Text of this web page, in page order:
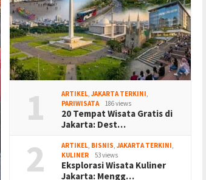
1 ARTIKEL ,JAKARTA TERKINI
PARIWISATA
186 views
20 Tempat Wisata Gratis di
Jakarta: Dest…
2 ARTIKEL BISNIS ,JAKARTA TERKINI
KULINER
53 views
Eksplorasi Wisata Kuliner
Jakarta: Mengg…